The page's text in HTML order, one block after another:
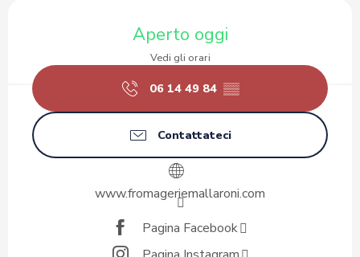
Aperto oggi
Vedi gli orari
06 14 49 84 ▒▒
Contattateci
www.fromageriemallaroni.com
Pagina Facebook